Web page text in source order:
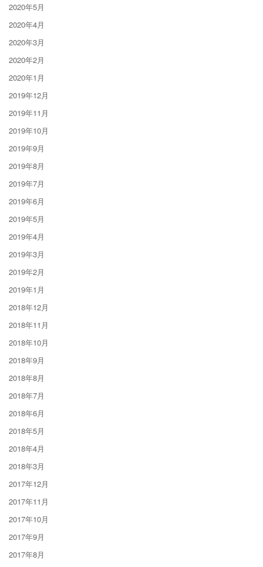
2020年5月
2020年4月
2020年3月
2020年2月
2020年1月
2019年12月
2019年11月
2019年10月
2019年9月
2019年8月
2019年7月
2019年6月
2019年5月
2019年4月
2019年3月
2019年2月
2019年1月
2018年12月
2018年11月
2018年10月
2018年9月
2018年8月
2018年7月
2018年6月
2018年5月
2018年4月
2018年3月
2017年12月
2017年11月
2017年10月
2017年9月
2017年8月